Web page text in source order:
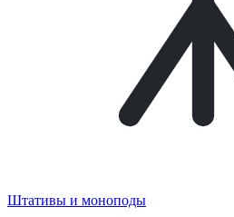
Штативы и моноподы